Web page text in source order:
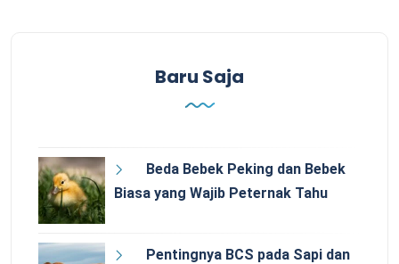
Baru Saja
Beda Bebek Peking dan Bebek
Biasa yang Wajib Peternak Tahu
Pentingnya BCS pada Sapi dan